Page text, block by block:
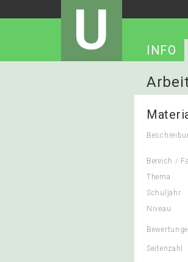
U INFO
Bereich /
Thema
Schuljahr
Niveau
Seitenzahl